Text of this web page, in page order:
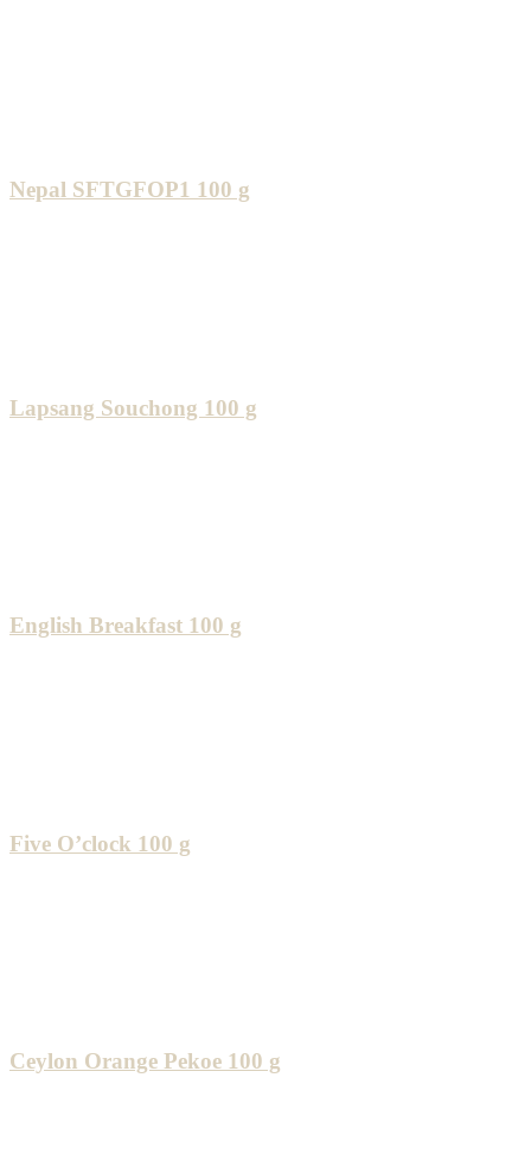
Nepal SFTGFOP1 100 g
Lapsang Souchong 100 g
English Breakfast 100 g
Five O’clock 100 g
Ceylon Orange Pekoe 100 g